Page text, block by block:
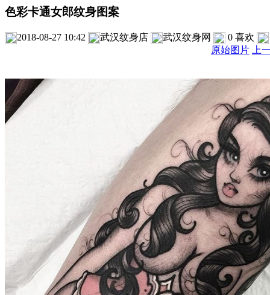
色彩卡通女郎纹身图案
2018-08-27 10:42 武汉纹身店 武汉纹身网 0 喜欢
原始图片 上